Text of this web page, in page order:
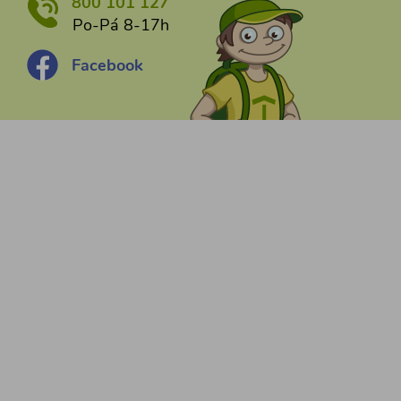
800 101 127
Po-Pá 8-17h
Facebook